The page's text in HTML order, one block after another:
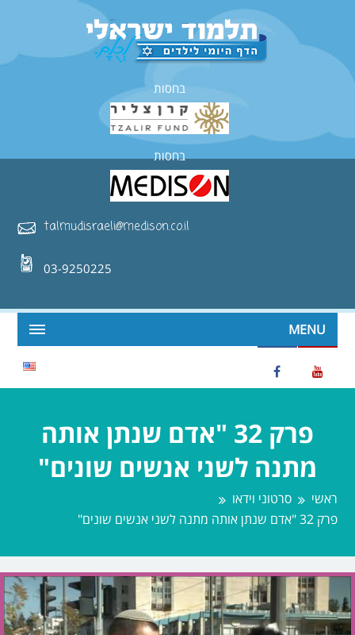
בחסות
בחסות
talmudisraeli@medison.co.il
03-9250225
MENU
פרק 32 "אדם שנתן אותה
מתנה לשני אנשים שונים"
ראשי
סרטוני וידאו
פרק 32 "אדם שנתן אותה מתנה לשני אנשים שונים"